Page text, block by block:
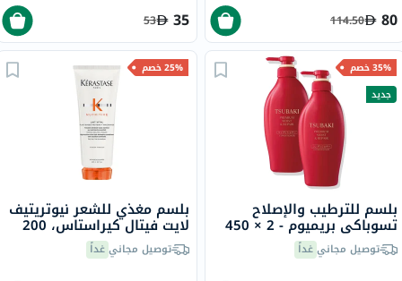
80
114.50
35
53
35% خصم
جديد
بلسم للترطيب والإصلاح
تسوباكي بريميوم - 2 × 450
ملتوصيل مجانيغداً
25% خصم
بلسم مغذي للشعر نيوتريتيف
لايت فيتال كيراستاس، 200
ملتوصيل مجانيغداً